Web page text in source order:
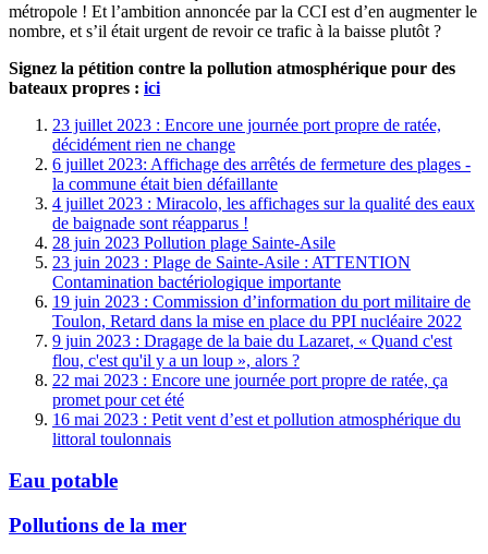
métropole ! Et l’ambition annoncée par la CCI est d’en augmenter le
nombre, et s’il était urgent de revoir ce trafic à la baisse plutôt ?
Signez la pétition contre la pollution atmosphérique pour des
bateaux propres : ici
23 juillet 2023 : Encore une journée port propre de ratée,
décidément rien ne change
6 juillet 2023: Affichage des arrêtés de fermeture des plages -
la commune était bien défaillante
4 juillet 2023 : Miracolo, les affichages sur la qualité des eaux
de baignade sont réapparus !
28 juin 2023 Pollution plage Sainte-Asile
23 juin 2023 : Plage de Sainte-Asile : ATTENTION
Contamination bactériologique importante
19 juin 2023 : Commission d’information du port militaire de
Toulon, Retard dans la mise en place du PPI nucléaire 2022
9 juin 2023 : Dragage de la baie du Lazaret, « Quand c'est
flou, c'est qu'il y a un loup », alors ?
22 mai 2023 : Encore une journée port propre de ratée, ça
promet pour cet été
16 mai 2023 : Petit vent d’est et pollution atmosphérique du
littoral toulonnais
Eau potable
Pollutions de la mer